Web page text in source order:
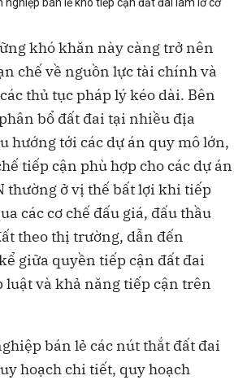
nghiệp bán lẻ khó tiếp cận đất đai làm lỡ cơ
khó khăn này càng trở nên
chế về nguồn lực tài chính và
thủ tục pháp lý kéo dài. Bên
bổ đất đai tại nhiều địa
hướng tới các dự án quy mô lớn,
tiếp cận phù hợp cho các dự án
thường ở vị thế bất lợi khi tiếp
các cơ chế đấu giá, đấu thầu
theo thị trường, dẫn đến
giữa quyền tiếp cận đất đai
luật và khả năng tiếp cận trên
bán lẻ các nút thắt đất đai
hoạch chi tiết, quy hoạch